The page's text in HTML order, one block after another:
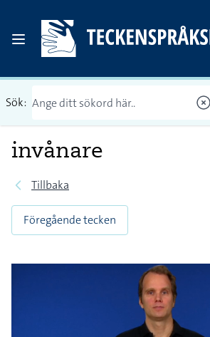
Sök:
invånare
Tillbaka
Föregående tecken